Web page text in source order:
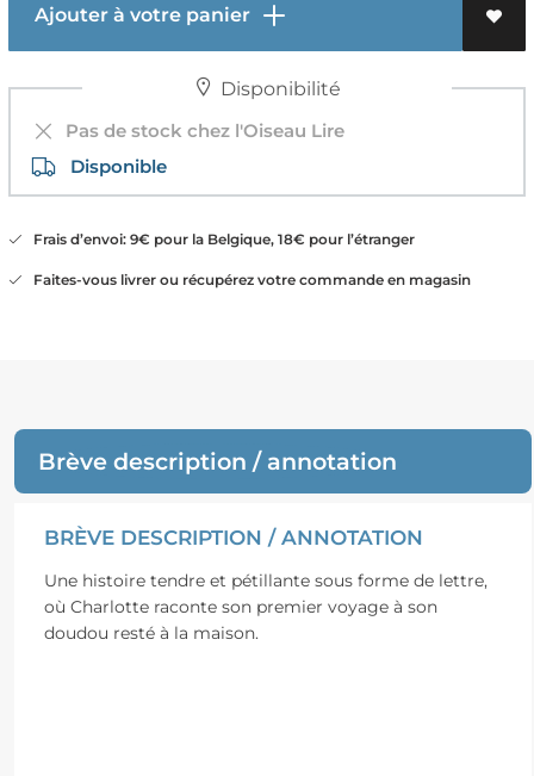
Ajouter à votre panier
Disponibilité
Pas de stock chez l'Oiseau Lire
Disponible
Frais d’envoi: 9€ pour la Belgique, 18€ pour l’étranger
Faites-vous livrer ou récupérez votre commande en magasin
Brève description / annotation
BRÈVE DESCRIPTION / ANNOTATION
Une histoire tendre et pétillante sous forme de lettre,
où Charlotte raconte son premier voyage à son
doudou resté à la maison.